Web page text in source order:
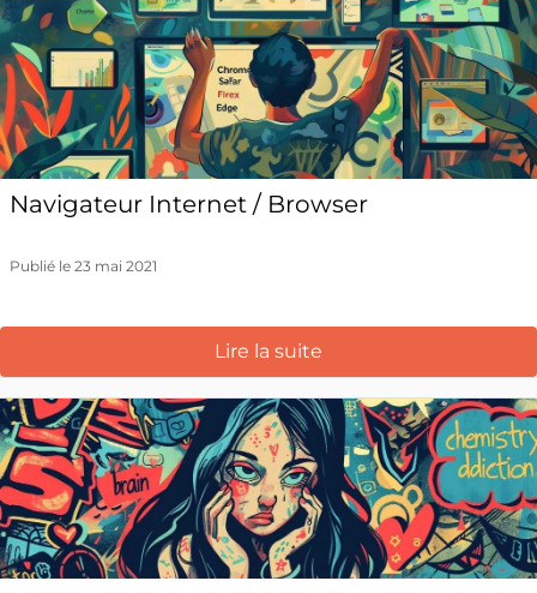
Navigateur Internet / Browser
Publié le 23 mai 2021
Lire la suite